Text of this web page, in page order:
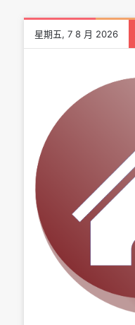
星期五, 7 8 月 2026